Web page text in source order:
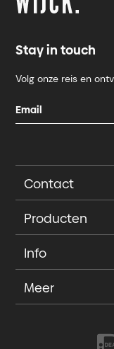
Stay in touch
Volg onze reis en
Contact
Producten
Info
Meer